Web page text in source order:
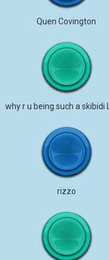
Quen Covington
rizzo